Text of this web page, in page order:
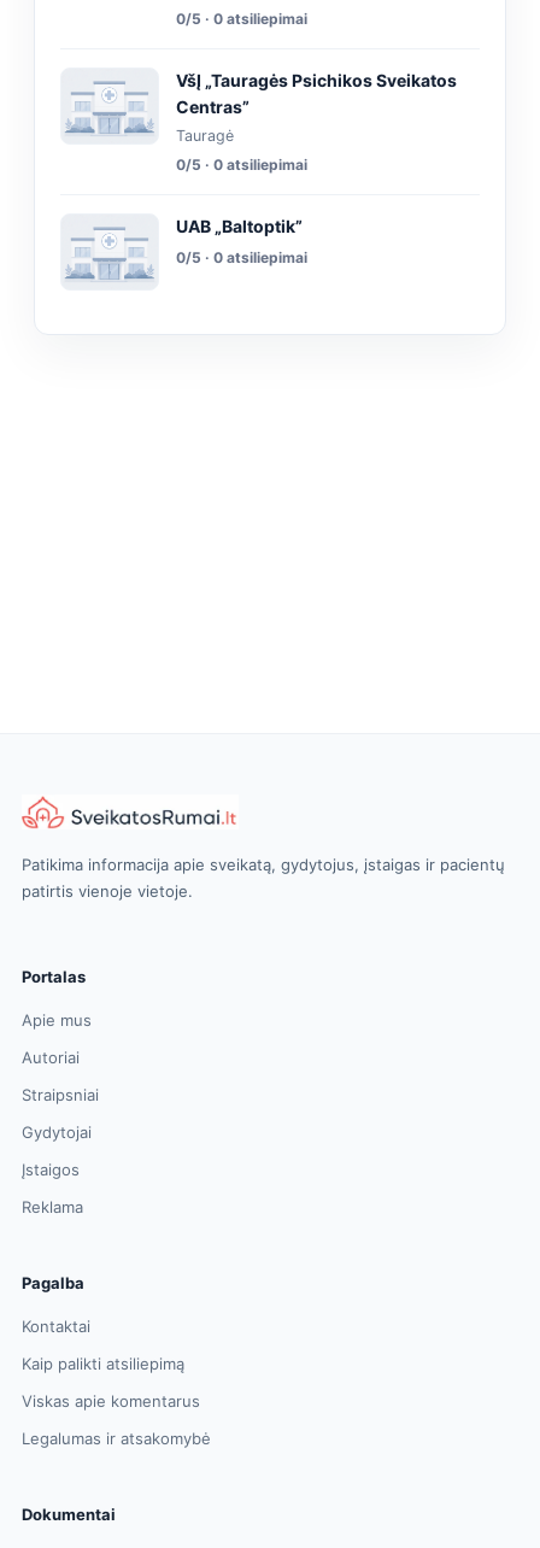
0/5 · 0 atsiliepimai
VšĮ „Tauragės Psichikos Sveikatos
Centras”
Tauragė
0/5 · 0 atsiliepimai
UAB „Baltoptik”
0/5 · 0 atsiliepimai
Patikima informacija apie sveikatą, gydytojus, įstaigas ir pacientų
patirtis vienoje vietoje.
Portalas
Apie mus
Autoriai
Straipsniai
Gydytojai
Įstaigos
Reklama
Pagalba
Kontaktai
Kaip palikti atsiliepimą
Viskas apie komentarus
Legalumas ir atsakomybė
Dokumentai